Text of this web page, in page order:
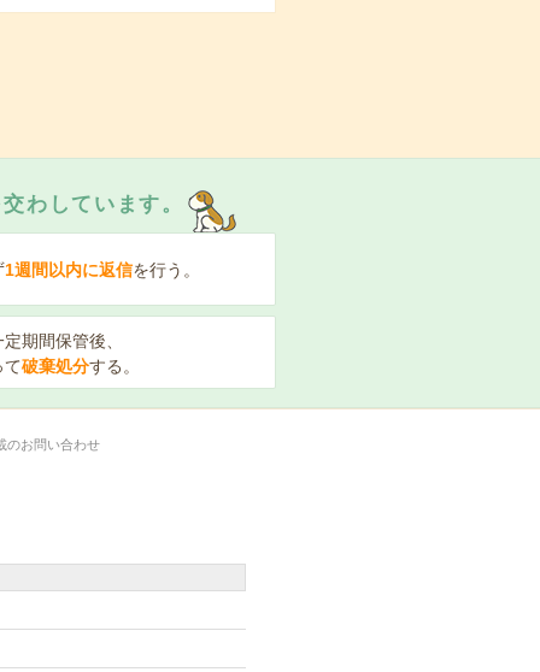
わしています。
1週間以内に返信を行う。
期間保管後、
て破棄処分する。
のお問い合わせ